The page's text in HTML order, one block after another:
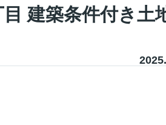
建築条件付き土